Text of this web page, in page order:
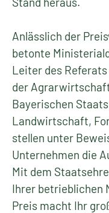
Anlässlich der
betonte
Leiter des
der
Bayerischen
Landwirtschaft,
stellen unter
Unternehmen die
Mit dem
Ihrer betrieblichen
Preis macht Ihr